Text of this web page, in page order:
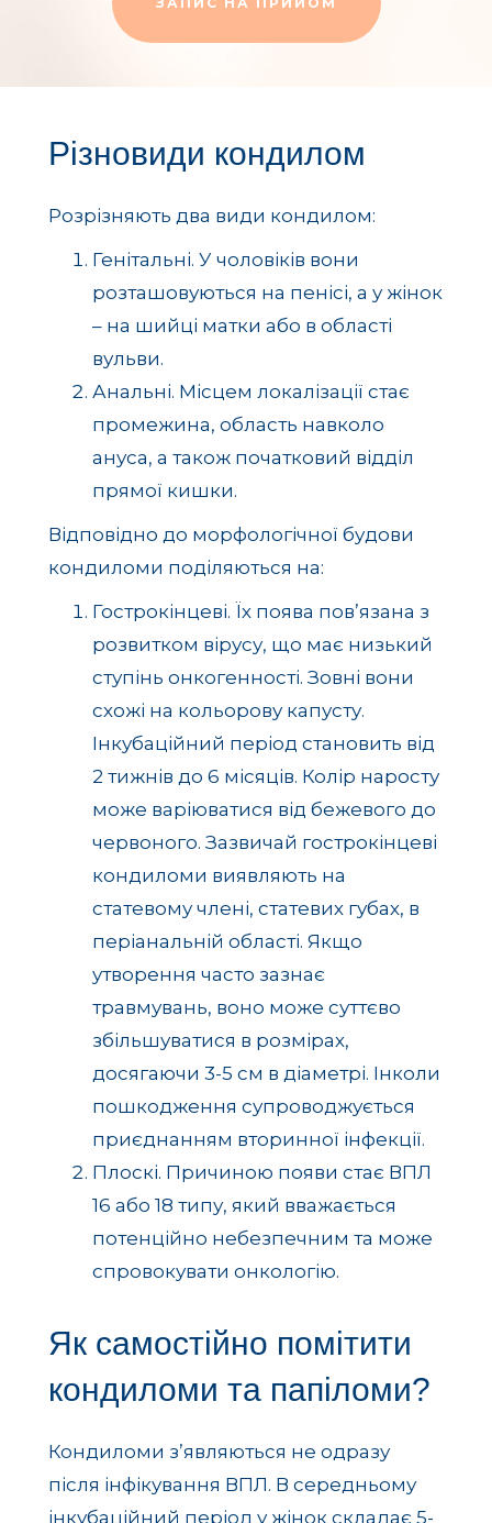
Різновиди кондилом
Розрізняють два види кондилом:
Генітальні. У чоловіків вони
розташовуються на пенісі, а у жінок
– на шийці матки або в області
вульви.
Анальні. Місцем локалізації стає
промежина, область навколо
ануса, а також початковий відділ
прямої кишки.
Відповідно до морфологічної будови
кондиломи поділяються на:
Гострокінцеві. Їх поява пов’язана з
розвитком вірусу, що має низький
ступінь онкогенності. Зовні вони
схожі на кольорову капусту.
Інкубаційний період становить від
2 тижнів до 6 місяців. Колір наросту
може варіюватися від бежевого до
червоного. Зазвичай гострокінцеві
кондиломи виявляють на
статевому члені, статевих губах, в
періанальній області. Якщо
утворення часто зазнає
травмувань, воно може суттєво
збільшуватися в розмірах,
досягаючи 3-5 см в діаметрі. Інколи
пошкодження супроводжується
приєднанням вторинної інфекції.
Плоскі. Причиною появи стає ВПЛ
16 або 18 типу, який вважається
потенційно небезпечним та може
спровокувати онкологію.
Як самостійно помітити
кондиломи та папіломи?
Кондиломи з’являються не одразу
після інфікування ВПЛ. В середньому
інкубаційний період у жінок складає 5-